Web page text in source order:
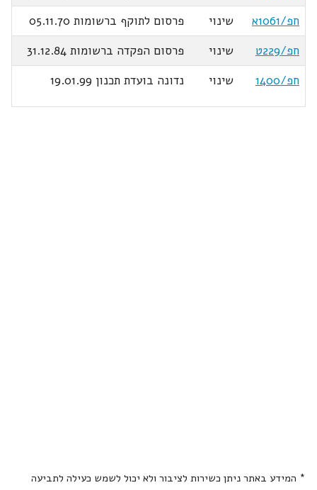
חפ/1061א
שינוי
פרסום לתוקף ברשומות 05.11.70
חפ/229ט
שינוי
פרסום הפקדה ברשומות 31.12.84
חפ/1400
שינוי נדונה בועדת תכנון 19.01.99
* המידע באתר ניתן כשירות לציבור ולא יכול לשמש כעילה לתביעה